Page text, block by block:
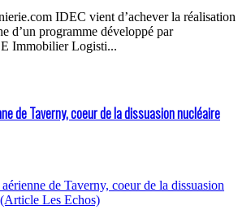
IDEC vient d’achever la réalisation
d’un programme développé par
Immobilier Logisti...
de Taverny, coeur de la dissuasion nucléaire